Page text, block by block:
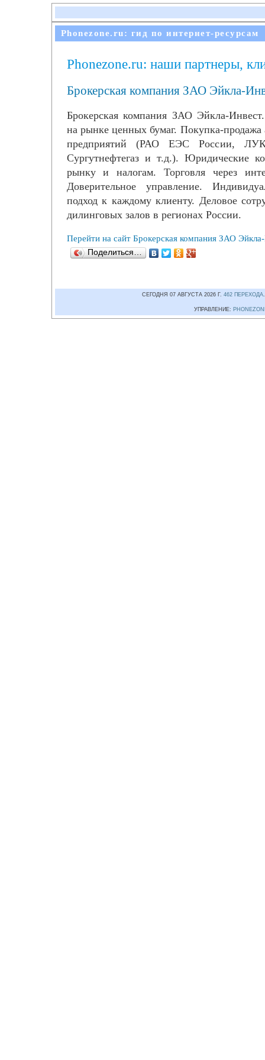
Phonezone.ru: гид по интернет-ресурсам
Phonezone.ru: наши партнеры,
Брокерская компания ЗАО Эйкла-
Брокерская компания ЗАО Эйкла-
на рынке ценных бумаг. Покупка-
предприятий (РАО ЕЭС России,
Сургутнефтегаз и т.д.). Юридические
рынку и налогам. Торговля через
Доверительное управление.
подход к каждому клиенту. Деловое
дилинговых залов в регионах России.
Перейти на сайт Брокерская компания ЗАО
Поделиться…
СЕГОДНЯ 07 АВГУСТА 2026 Г. 462 ПЕРЕХОДА
УПРАВЛЕНИЕ: